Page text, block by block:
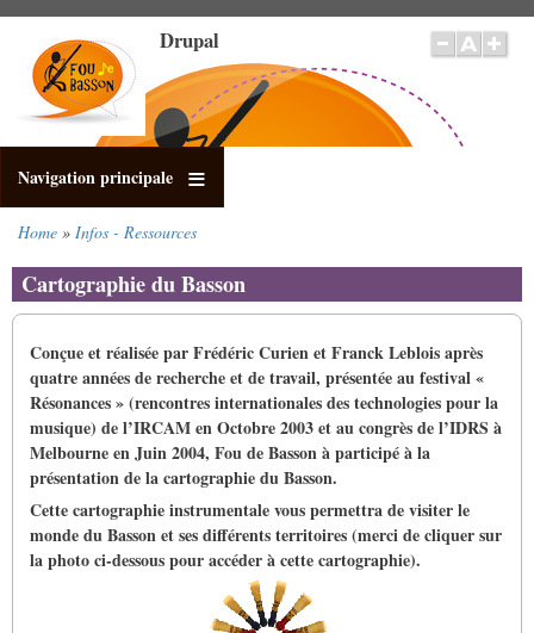
main
content
Drupal
Navigation principale
Home Infos - Ressources
Cartographie du Basson
Conçue et réalisée par Frédéric Curien et Franck Leblois après
quatre années de recherche et de travail, présentée au festival «
Résonances » (rencontres internationales des technologies pour la
musique) de l’IRCAM en Octobre 2003 et au congrès de l’IDRS à
Melbourne en Juin 2004, Fou de Basson à participé à la
présentation de la cartographie du Basson.
Cette cartographie instrumentale vous permettra de visiter le
monde du Basson et ses différents territoires (merci de cliquer sur
la photo ci-dessous pour accéder à cette cartographie).